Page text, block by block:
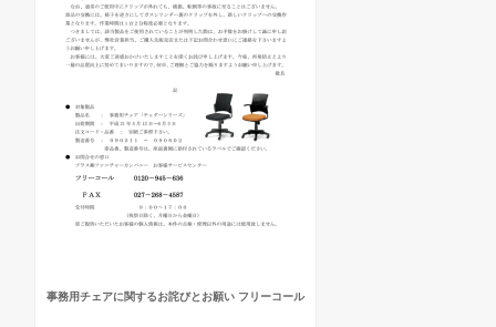
事務用チェアに関するお詫びとお願い フリーコール